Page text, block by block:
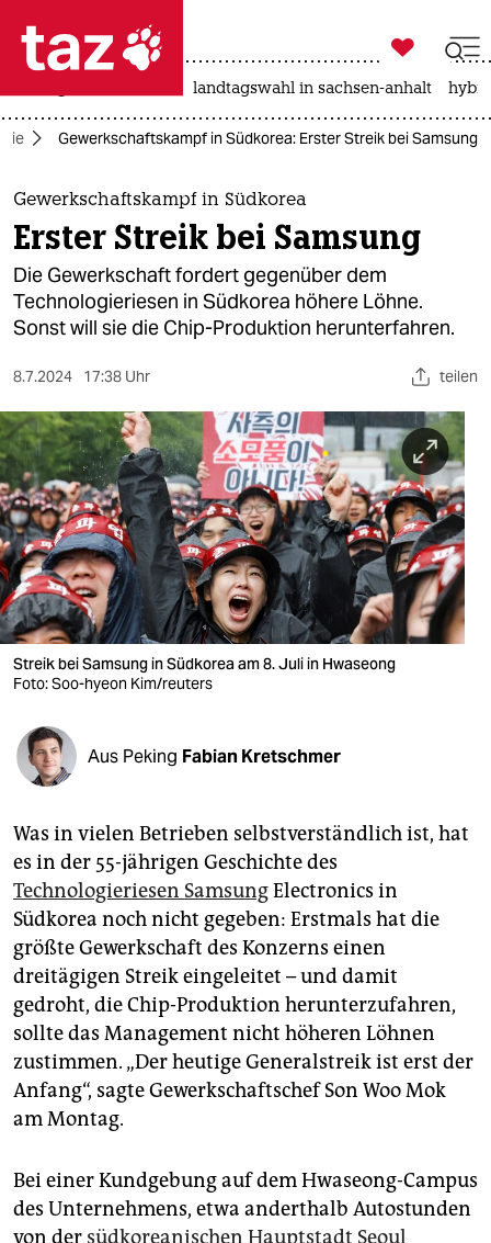
 taz zahl ich
taz zahl ich
themen
politik
öko
sport
berlin
nord
wahrheit
verlag
verlag
veranstaltungen
shop
unterstützen
abo
genossenschaft
epaper login

taz zahl ich
landtagswahl in sachsen-anhalt
Gewerkschaftskampf in Südkorea: Erster Streik bei Samsung
Gewerkschaftskampf in Südkorea
Erster Streik bei Samsung
Die Gewerkschaft fordert gegenüber dem
Technologieriesen in Südkorea höhere Löhne.
Sonst will sie die Chip-Produktion herunterfahren.
8.7.2024 17:38 Uhr teilen
Streik bei Samsung in Südkorea am 8. Juli in Hwaseong
Foto: Soo-hyeon Kim/reuters
Aus Peking Fabian Kretschmer
Was in vielen Betrieben selbstverständlich ist, hat
es in der 55-jährigen Geschichte des
Technologieriesen SamsungElectronics in
Südkorea noch nicht gegeben: Erstmals hat die
größte Gewerkschaft des Konzerns einen
dreitägigen Streik eingeleitet – und damit
gedroht, die Chip-Produktion herunterzufahren,
sollte das Management nicht höheren Löhnen
zustimmen. „Der heutige Generalstreik ist erst der
Anfang“, sagte Gewerkschaftschef Son Woo Mok
am Montag.
Bei einer Kundgebung auf dem Hwaseong-Campus
des Unternehmens, etwa anderthalb Autostunden
von der südkoreanischen Hauptstadt Seoul